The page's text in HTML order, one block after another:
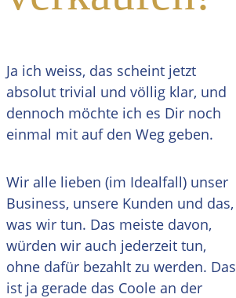
Ja ich weiss, das scheint jetzt
absolut trivial und völlig klar, und
dennoch möchte ich es Dir noch
einmal mit auf den Weg geben.
Wir alle lieben (im Idealfall) unser
Business, unsere Kunden und das,
was wir tun. Das meiste davon,
würden wir auch jederzeit tun,
ohne dafür bezahlt zu werden. Das
ist ja gerade das Coole an der